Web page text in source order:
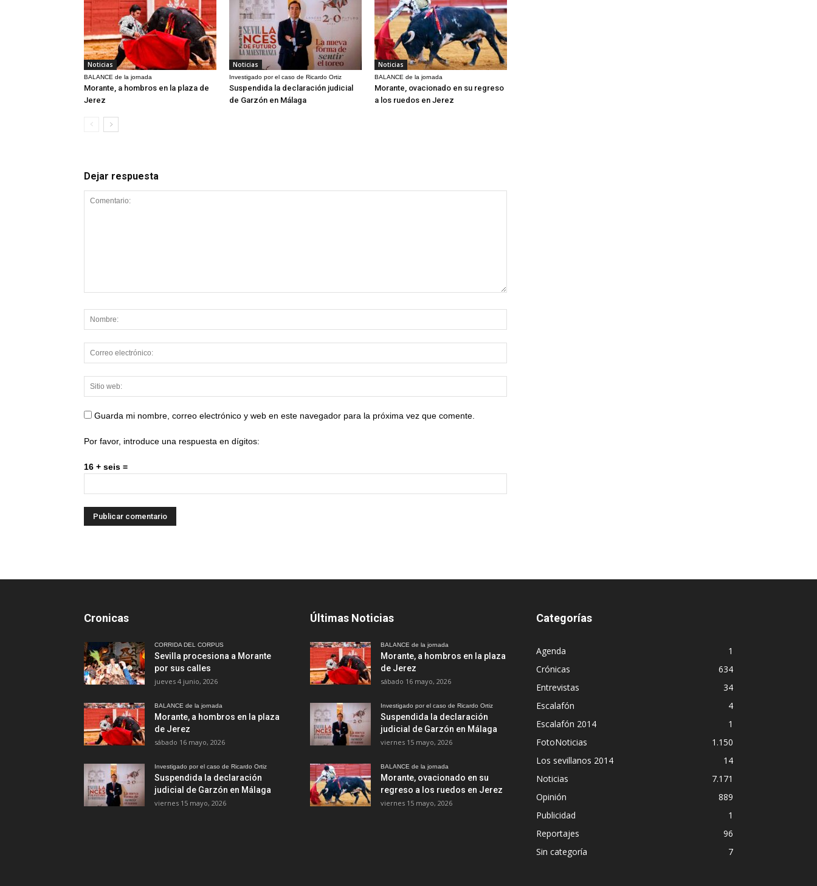
Noticias
BALANCE de la jornada
Morante, a hombros en la plaza de
Jerez
Noticias
Investigado por el caso de Ricardo Ortiz
Suspendida la declaración judicial
de Garzón en Málaga
Noticias
BALANCE de la jornada
Morante, ovacionado en su regreso
a los ruedos en Jerez
Dejar respuesta
Guarda mi nombre, correo electrónico y web en este navegador para la próxima vez que comente.
Por favor, introduce una respuesta en dígitos:
16 + seis =
Cronicas
CORRIDA DEL CORPUS
Sevilla procesiona a Morante
por sus calles
jueves 4 junio, 2026
BALANCE de la jornada
Morante, a hombros en la plaza
de Jerez
sábado 16 mayo, 2026
Investigado por el caso de Ricardo Ortiz
Suspendida la declaración
judicial de Garzón en Málaga
viernes 15 mayo, 2026
Últimas Noticias
BALANCE de la jornada
Morante, a hombros en la plaza
de Jerez
sábado 16 mayo, 2026
Investigado por el caso de Ricardo Ortiz
Suspendida la declaración
judicial de Garzón en Málaga
viernes 15 mayo, 2026
BALANCE de la jornada
Morante, ovacionado en su
regreso a los ruedos en Jerez
viernes 15 mayo, 2026
Categorías
Agenda
1
Crónicas
634
Entrevistas
34
Escalafón
4
Escalafón 2014
1
FotoNoticias
1.150
Los sevillanos 2014
14
Noticias
7.171
Opinión
889
Publicidad
1
Reportajes
96
Sin categoría
7